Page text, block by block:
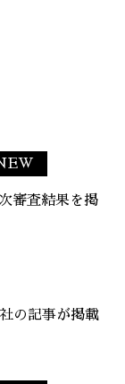
審査結果を掲
の記事が掲載